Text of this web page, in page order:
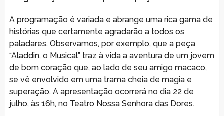
A programação é variada e abrange uma rica gama de
histórias que certamente agradarão a todos os
paladares. Observamos, por exemplo, que a peça
“Aladdin, o Musical” traz à vida a aventura de um jovem
de bom coração que, ao lado de seu amigo macaco,
se vê envolvido em uma trama cheia de magia e
superação. A apresentação ocorrerá no dia 22 de
julho, às 16h, no Teatro Nossa Senhora das Dores.